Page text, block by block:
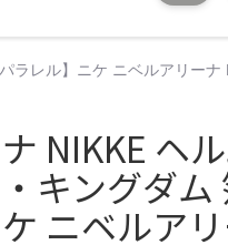
ラレル】ニケ ニベルアリー
NIKKE ヘ
キングダ
ニベルア